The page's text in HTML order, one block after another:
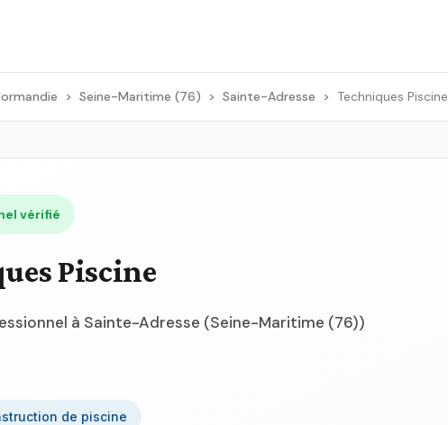
> Seine-Maritime (76) > Sainte-Adresse > Techniques Piscine
vérifié
Piscine
à Sainte-Adresse (Seine-Maritime (76))
de piscine